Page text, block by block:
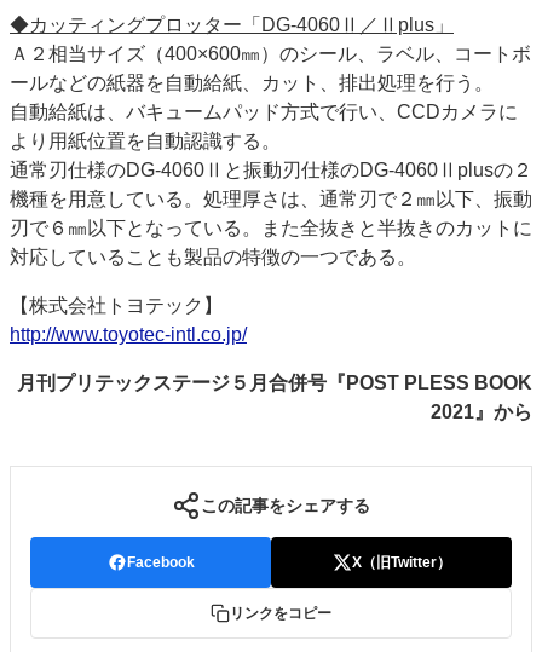
◆カッティングプロッター「DG-4060Ⅱ／Ⅱplus」
Ａ２相当サイズ（400×600㎜）のシール、ラベル、コートボ
ールなどの紙器を自動給紙、カット、排出処理を行う。
自動給紙は、バキュームパッド方式で行い、CCDカメラに
より用紙位置を自動認識する。
通常刃仕様のDG-4060Ⅱと振動刃仕様のDG-4060Ⅱplusの２
機種を用意している。処理厚さは、通常刃で２㎜以下、振動
刃で６㎜以下となっている。また全抜きと半抜きのカットに
対応していることも製品の特徴の一つである。
【株式会社トヨテック】
http://www.toyotec-intl.co.jp/
月刊プリテックステージ５月合併号『POST PLESS BOOK
2021』から
この記事をシェアする
Facebook X（旧Twitter）
リンクをコピー